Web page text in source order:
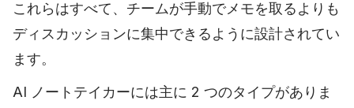
これらはすべて、チームが手動でメモを取るよりも
ディスカッションに集中できるように設計されてい
ます。
AI ノートテイカーには主に 2 つのタイプがありま